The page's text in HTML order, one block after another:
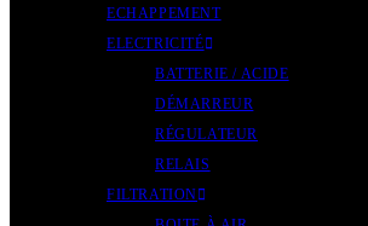
ECHAPPEMENT
ELECTRICITÉ
BATTERIE / ACIDE
DÉMARREUR
RÉGULATEUR
RELAIS
FILTRATION